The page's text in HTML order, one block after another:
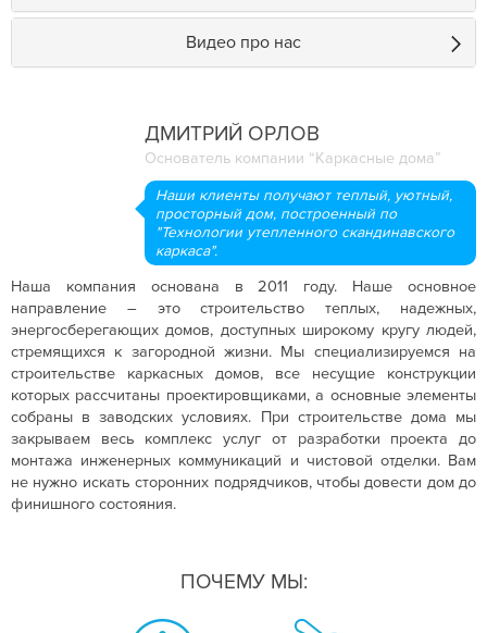
Видео про нас
ДМИТРИЙ ОРЛОВ
Основатель компании “Каркасные дома”
Наши клиенты получают теплый, уютный,
просторный дом, построенный по
"Технологии утепленного скандинавского
каркаса".
Наша компания основана в 2011 году. Наше основное
направление – это строительство теплых, надежных,
энергосберегающих домов, доступных широкому кругу людей,
стремящихся к загородной жизни. Мы специализируемся на
строительстве каркасных домов, все несущие конструкции
которых рассчитаны проектировщиками, а основные элементы
собраны в заводских условиях. При строительстве дома мы
закрываем весь комплекс услуг от разработки проекта до
монтажа инженерных коммуникаций и чистовой отделки. Вам
не нужно искать сторонних подрядчиков, чтобы довести дом до
финишного состояния.
ПОЧЕМУ МЫ: